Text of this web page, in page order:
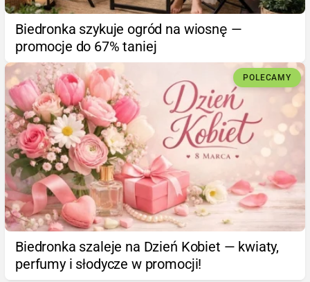
Biedronka szykuje ogród na wiosnę —
promocje do 67% taniej
POLECAMY
Biedronka szaleje na Dzień Kobiet — kwiaty,
perfumy i słodycze w promocji!